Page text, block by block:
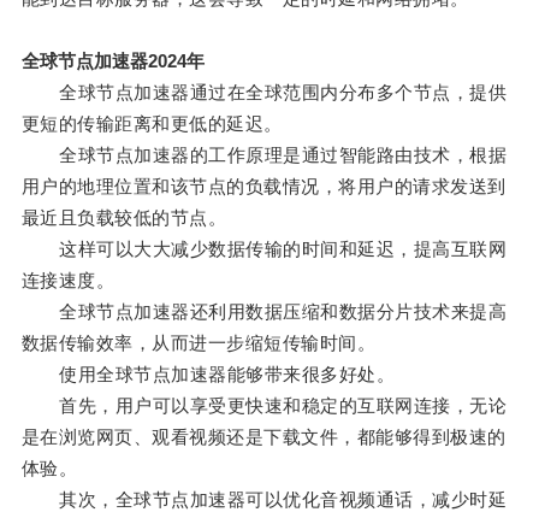
全球节点加速器2024年
全球节点加速器通过在全球范围内分布多个节点，提供
更短的传输距离和更低的延迟。
全球节点加速器的工作原理是通过智能路由技术，根据
用户的地理位置和该节点的负载情况，将用户的请求发送到
最近且负载较低的节点。
这样可以大大减少数据传输的时间和延迟，提高互联网
连接速度。
全球节点加速器还利用数据压缩和数据分片技术来提高
数据传输效率，从而进一步缩短传输时间。
使用全球节点加速器能够带来很多好处。
首先，用户可以享受更快速和稳定的互联网连接，无论
是在浏览网页、观看视频还是下载文件，都能够得到极速的
体验。
其次，全球节点加速器可以优化音视频通话，减少时延